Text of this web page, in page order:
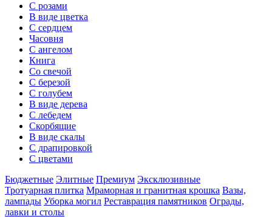
С розами
В виде цветка
С сердцем
Часовня
С ангелом
Книга
Со свечой
С березой
С голубем
В виде дерева
С лебедем
Скорбящие
В виде скалы
С драпировкой
С цветами
Бюджетные Элитные Премиум Эксклюзивные
Тротуарная плитка Мраморная и гранитная крошка Вазы,
лампады Уборка могил Реставрация памятников Ограды,
лавки и столы